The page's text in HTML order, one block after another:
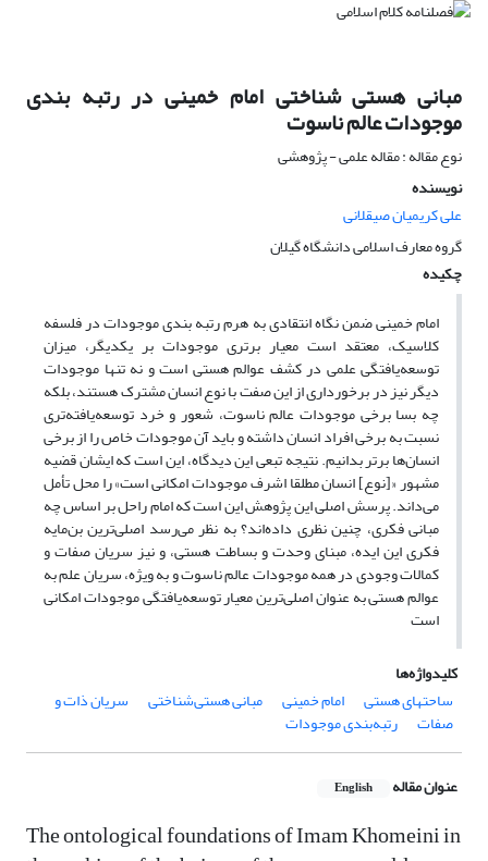
مبانی هستی شناختی امام خمینی در رتبه بندی
موجودات عالم ناسوت
نوع مقاله : مقاله علمی - پژوهشی
نویسنده
علی کریمیان صیقلانی
گروه معارف اسلامی دانشگاه گیلان
چکیده
امام خمینی ضمن نگاه انتقادی به هرم رتبه بندی موجودات در فلسفه‌
کلاسیک، معتقد است معیار برتری موجودات بر یکدیگر، میزان
توسعه‌یافتگی علمی در کشف عوالم هستی است و نه تنها موجودات
دیگر نیز در برخورداری از این صفت با نوع انسان مشترک هستند، بلکه
چه بسا برخی موجودات عالم ناسوت، شعور و خرد توسعه‌یافته‌تری
نسبت به برخی افراد انسان داشته و باید آن موجودات خاص را از برخی
انسان‌ها برتر بدانیم. نتیجه‌ تبعی این دیدگاه، این است که ایشان قضیه‌
مشهور «[نوع] انسان مطلقا اشرف موجودات امکانی است» را محل تأمل
می‌داند. پرسش اصلی این پژوهش این است که امام راحل بر اساس چه
مبانی فکری، چنین نظری داده‌اند؟ به نظر می‌رسد اصلی‌ترین بن‌مایه
فکری این ایده، مبنای وحدت و بساطت هستی، و نیز سریان صفات و
کمالات وجودی در همه‌ موجودات عالم ناسوت و به ویژه، سریان علم به
عوالم هستی به عنوان اصلی‌ترین معیار توسعه‌یافتگی موجودات امکانی
است
کلیدواژه‌ها
ساحتهای هستی
امام خمینی مبانی هستی‌شناختی سریان ذات و
صفات رتبه‌بندی موجودات
عنوان مقاله English
The ontological foundations of Imam Khomeini in